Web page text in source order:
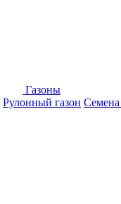
Газоны
Рулонный газон Семена